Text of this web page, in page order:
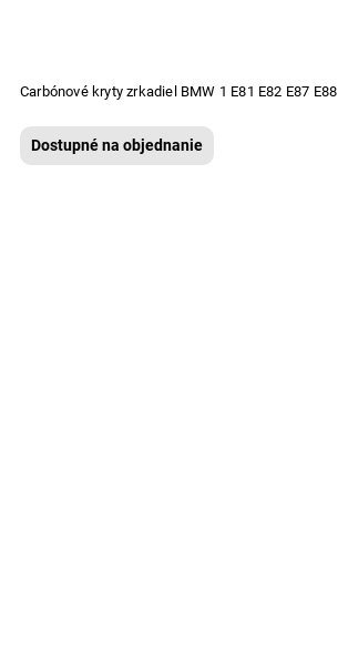
Carbónové kryty zrkadiel BMW 1 E81 E82 E87 E88
Dostupné na objednanie